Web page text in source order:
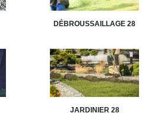
DÉBROUSSAILLAGE 28
JARDINIER 28